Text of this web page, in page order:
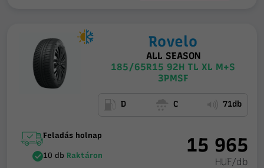
Rovelo
ALL SEASON
185/65R15 92H TL XL M+S
3PMSF
D C 71db
Feladás holnap
10 dbRaktáron 15 965
HUF/db